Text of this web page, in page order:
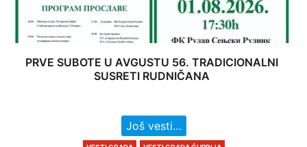
PRVE SUBOTE U AVGUSTU 56. TRADICIONALNI
SUSRETI RUDNIČANA
Još vesti…